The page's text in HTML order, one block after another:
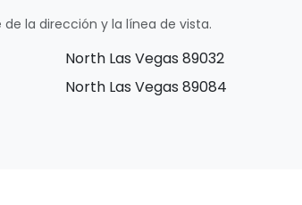
left. His
and attention
stood
know names for service
when they complain
la dirección y la línea de vista.
North Las Vegas 89032
North Las Vegas 89084